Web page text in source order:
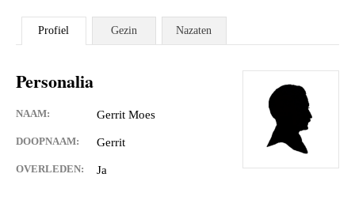
Profiel Gezin Nazaten
Personalia
NAAM: Gerrit Moes
DOOPNAAM: Gerrit
OVERLEDEN: Ja